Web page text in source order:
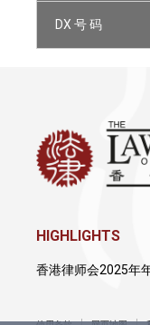
DX 号 码
HIGHLIGHTS
香港律师会2025年